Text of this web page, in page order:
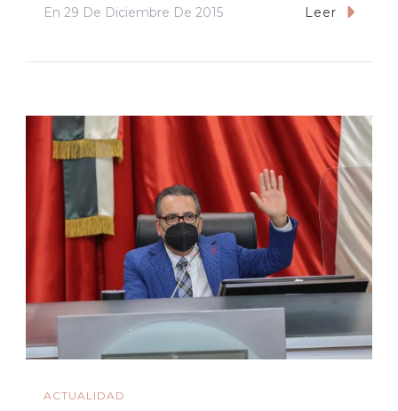
En 29 De Diciembre De 2015 Leer
ACTUALIDAD